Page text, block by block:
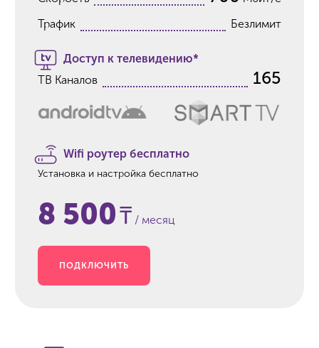
Трафик
Безлимит
Доступ к телевидению*
ТВ Каналов
165
Wifi роутер бесплатно
Установка и настройка бесплатно
8 500₸ / месяц
ПОДКЛЮЧИТЬ